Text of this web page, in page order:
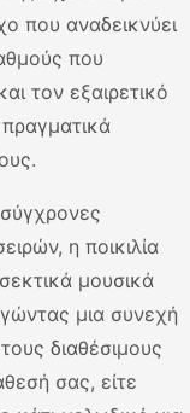
που αναδεικνύει
που
τον εξαιρετικό
η ποικιλία
μουσικά
μια συνεχή
διαθέσιμους
σας, είτε